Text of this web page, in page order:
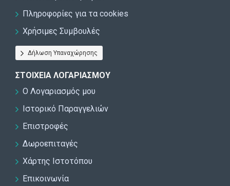
Πληροφορίες για τα cookies
Χρήσιμες Συμβουλές
Δήλωση Υπαναχώρησης
ΣΤΟΙΧΕΊΑ ΛΟΓΑΡΙΑΣΜΟΎ
Ο Λογαριασμός μου
Ιστορικό Παραγγελιών
Επιστροφές
Δωροεπιταγές
Χάρτης Ιστοτόπου
Επικοινωνία